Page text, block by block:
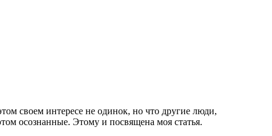
своем интересе не одинок, но что другие люди,
осознанные. Этому и посвящена моя статья.